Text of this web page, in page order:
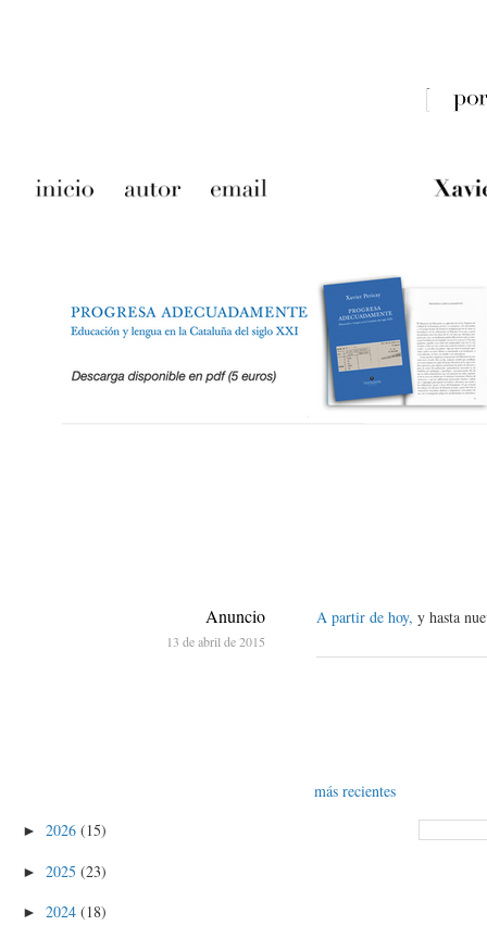
A partir de hoy, y hasta
Anuncio
13 de abril de 2015
más recientes
► 2026 (15)
► 2025 (23)
► 2024 (18)